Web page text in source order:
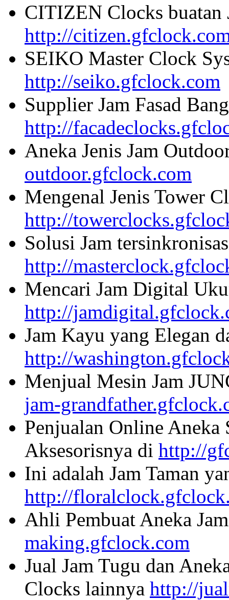
CITIZEN Clocks buatan
http://
SEIKO Master Clock
http://seiko.gfclock.com
Supplier Jam Fasad
http://
Aneka Jenis Jam
outdoor.gfclock.com
Mengenal Jenis Tower
http://
Solusi Jam
http://
Mencari Jam Digital
http://
Jam Kayu yang Elegan
http://
Menjual Mesin Jam
jam-
Penjualan Online Aneka
Aksesorisnya di http://
Ini adalah Jam Taman
http://
Ahli Pembuat Aneka
making.gfclock.com
Jual Jam Tugu dan
Clocks lainnya http://